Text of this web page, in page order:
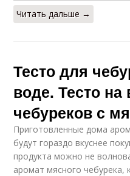
Читать дальше →
Тесто для
воде. Тесто на
чебуреков с
Приготовленные дома
будут гораздо вкуснее
продукта можно не
аромат мясного чебурека,